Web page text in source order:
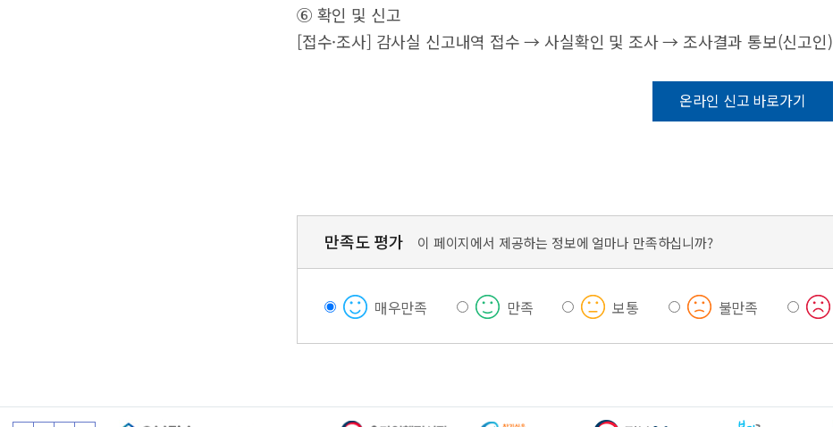
⑥ 확인 및 신고
[접수·조사] 감사실 신고내역 접수 → 사실확인 및 조사 → 조사결과 통보(신고인)
온라인 신고 바로가기
만족도 평가 이 페이지에서 제공하는 정보에 얼마나 만족하십니까?
매우만족 만족 보통 불만족